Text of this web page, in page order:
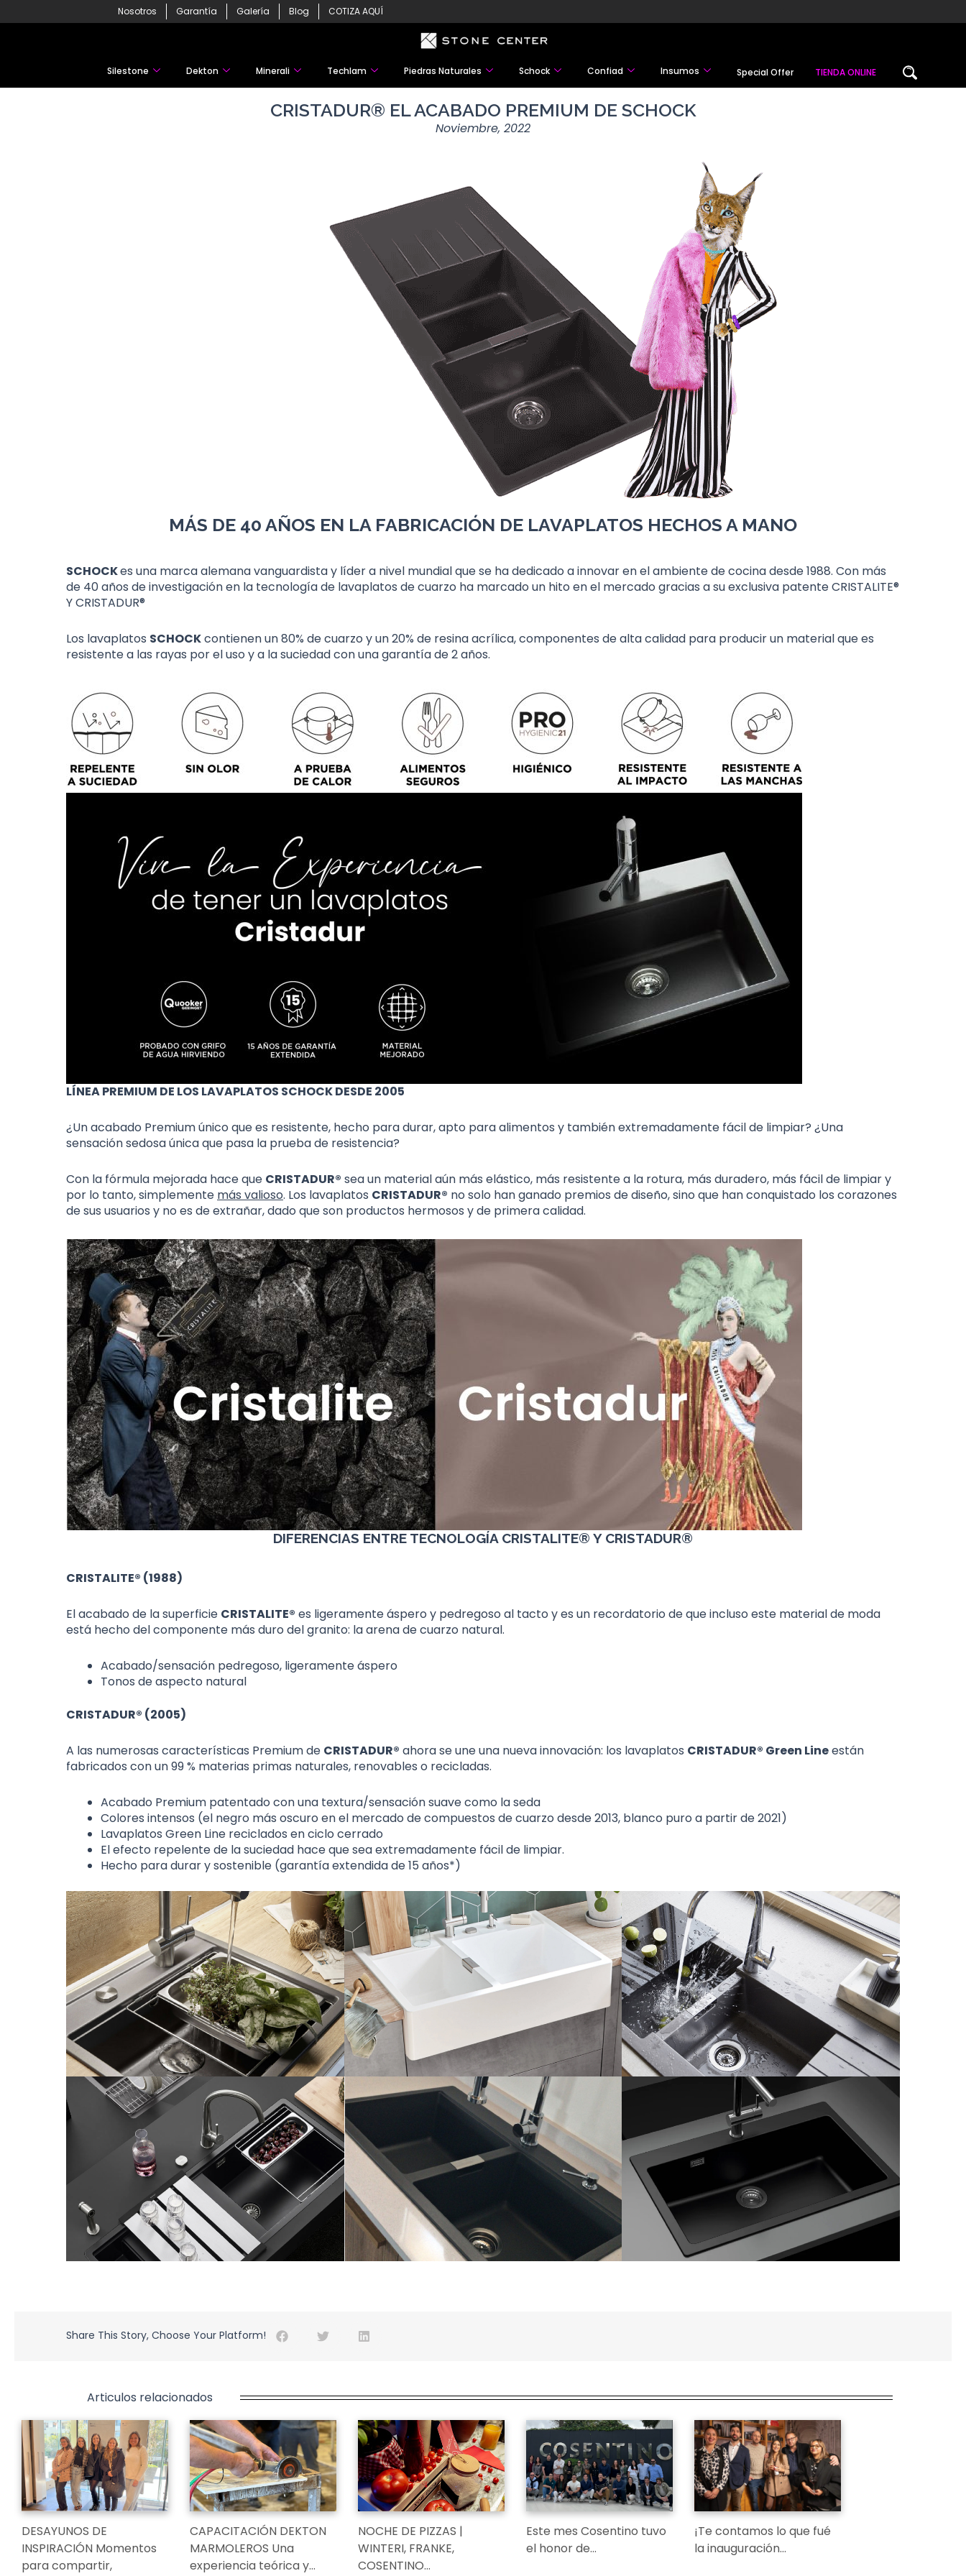
to
Nosotros Garantía Galería Blog COTIZA AQUÍ
Silestone Dekton Minerali Techlam Piedras Naturales Schock Confiad Insumos Special Offer TIENDA ONLINE
CRISTADUR® EL ACABADO PREMIUM DE SCHOCK
Noviembre, 2022
MÁS DE 40 AÑOS EN LA FABRICACIÓN DE LAVAPLATOS HECHOS A MANO
SCHOCKes una marca alemana vanguardista y líder a nivel mundial que se ha dedicado a innovar en el ambiente de cocina desde 1988. Con más
de 40 años de investigación en la tecnología de lavaplatos de cuarzo ha marcado un hito en el mercado gracias a su exclusiva patente CRISTALITE®
Y CRISTADUR®
Los lavaplatos SCHOCKcontienen un 80% de cuarzo y un 20% de resina acrílica, componentes de alta calidad para producir un material que es
resistente a las rayas por el uso y a la suciedad con una garantía de 2 años.
LÍNEA PREMIUM DE LOS LAVAPLATOS SCHOCK DESDE 2005
¿Un acabado Premium único que es resistente, hecho para durar, apto para alimentos y también extremadamente fácil de limpiar? ¿Una
sensación sedosa única que pasa la prueba de resistencia?
Con la fórmula mejorada hace que CRISTADUR® sea un material aún más elástico, más resistente a la rotura, más duradero, más fácil de limpiar y
por lo tanto, simplemente más valioso. Los lavaplatos CRISTADUR® no solo han ganado premios de diseño, sino que han conquistado los corazones
de sus usuarios y no es de extrañar, dado que son productos hermosos y de primera calidad.
DIFERENCIAS ENTRE TECNOLOGÍA CRISTALITE® Y CRISTADUR®
CRISTALITE® (1988)
El acabado de la superficie CRISTALITE® es ligeramente áspero y pedregoso al tacto y es un recordatorio de que incluso este material de moda
está hecho del componente más duro del granito: la arena de cuarzo natural.
Acabado/sensación pedregoso, ligeramente áspero
Tonos de aspecto natural
CRISTADUR® (2005)
A las numerosas características Premium de CRISTADUR® ahora se une una nueva innovación: los lavaplatos CRISTADUR® Green Lineestán
fabricados con un 99 % materias primas naturales, renovables o recicladas.
Acabado Premium patentado con una textura/sensación suave como la seda
Colores intensos (el negro más oscuro en el mercado de compuestos de cuarzo desde 2013, blanco puro a partir de 2021)
Lavaplatos Green Line reciclados en ciclo cerrado
El efecto repelente de la suciedad hace que sea extremadamente fácil de limpiar.
Hecho para durar y sostenible (garantía extendida de 15 años*)
Share This Story, Choose Your Platform!
Articulos relacionados
DESAYUNOS DE
INSPIRACIÓN Momentos
para compartir,
CAPACITACIÓN DEKTON
MARMOLEROS Una
experiencia teórica y…
NOCHE DE PIZZAS |
WINTERI, FRANKE,
COSENTINO…
Este mes Cosentino tuvo
el honor de…
¡Te contamos lo que fué
la inauguración…